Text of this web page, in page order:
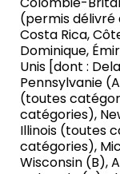
(permis délivré
Costa Rica,
Dominique,
Unis [dont :
Pennsylvanie
(toutes
catégories),
Illinois (toutes
catégories),
Wisconsin (B),